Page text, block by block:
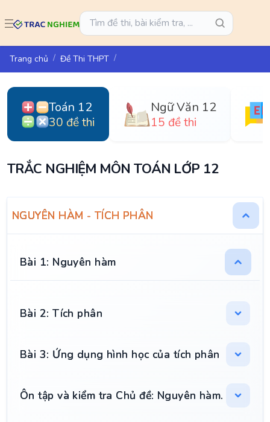
Trang chủ Đề Thi THPT
Toán 12
30 đề thi
Ngữ Văn 12
15 đề thi
TRẮC NGHIỆM MÔN TOÁN LỚP 12
NGUYÊN HÀM - TÍCH PHÂN
Bài 1: Nguyên hàm
Bài 2: Tích phân
Bài 3: Ứng dụng hình học của tích phân
Ôn tập và kiểm tra Chủ đề: Nguyên hàm. Tích